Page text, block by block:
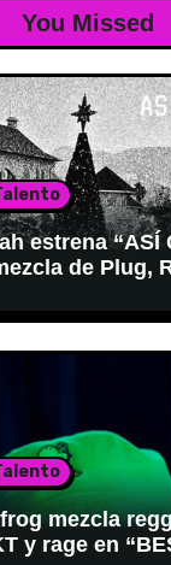
You Missed
estrena “ASÍ
de Plug,
mezcla
y rage en